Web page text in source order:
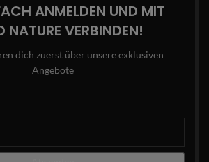
ANMELDEN UND MIT
NATURE VERBINDEN!
dich zuerst über unsere exklusiven
Angebote